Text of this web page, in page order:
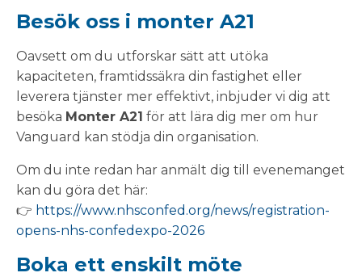
Besök oss i monter A21
Oavsett om du utforskar sätt att utöka
kapaciteten, framtidssäkra din fastighet eller
leverera tjänster mer effektivt, inbjuder vi dig att
besöka Monter A21 för att lära dig mer om hur
Vanguard kan stödja din organisation.
Om du inte redan har anmält dig till evenemanget
kan du göra det här:
👉 https://www.nhsconfed.org/news/registration-
opens-nhs-confedexpo-2026
Boka ett enskilt möte